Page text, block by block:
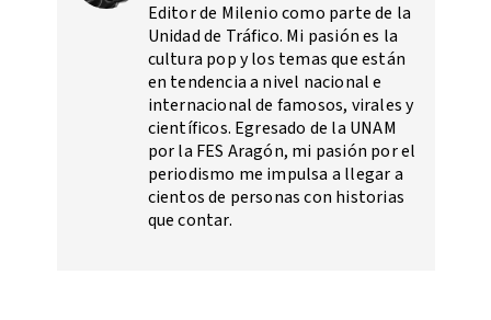
Editor de Milenio como parte de la
Unidad de Tráfico. Mi pasión es la
cultura pop y los temas que están
en tendencia a nivel nacional e
internacional de famosos, virales y
científicos. Egresado de la UNAM
por la FES Aragón, mi pasión por el
periodismo me impulsa a llegar a
cientos de personas con historias
que contar.